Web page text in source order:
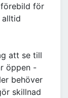
för
alltid
att se till
öppen -
behöver
skillnad